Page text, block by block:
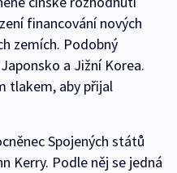
financování nových
zemích. Podobný
a Jižní Korea.
tlakem, aby přijal
Spojených států
Kerry. Podle něj se jedná